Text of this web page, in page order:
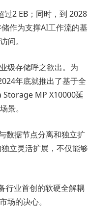
2 EB；同时，到 2028
作为支撑AI工作流的基
问。
级存储呼之欲出。为
年底就推出了基于全
MP X10000延
景。
数据节点分离和独立扩
立灵活扩展，不仅能够
行业首创的软硬全解耦
场的决心。